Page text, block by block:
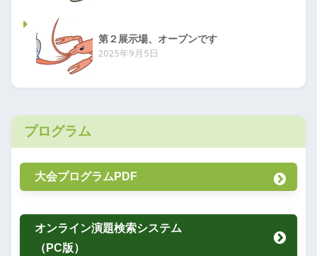
第２展示場、オープンです
2025年9月5日
プログラム
大会プログラムPDF
オンライン演題検索システム
（PC版）